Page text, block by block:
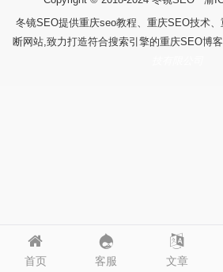
首页 客服 文章
冬镜SEO提供重庆seo教程、重庆SEO技术
断网站,致力打造符合搜索引擎的重庆SEO博